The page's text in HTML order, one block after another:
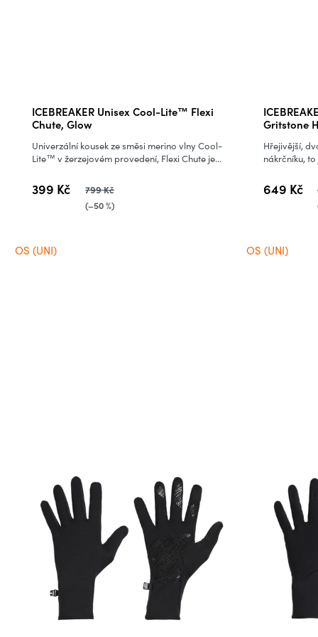
ICEBREAKER Unisex Cool-Lite™ Flexi
Chute, Glow
399 Kč 799 Kč
(–50 %)
Univerzální kousek ze směsi merino vlny Cool-
Lite™ v žerzejovém provedení, Flexi Chute je...
OS (UNI)
Gritstone
649 Kč
Hřejivější,
nákrčníku, to
OS (UNI)